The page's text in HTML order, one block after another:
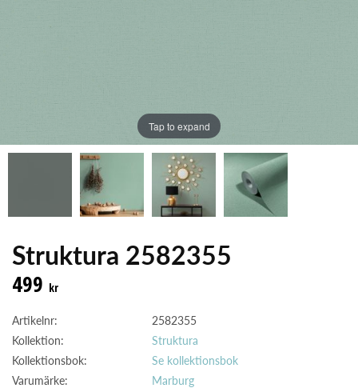
Tap to expand
Struktura 2582355
499 kr
Artikelnr:
2582355
Kollektion:
Struktura
Kollektionsbok:
Se kollektionsbok
Varumärke:
Marburg